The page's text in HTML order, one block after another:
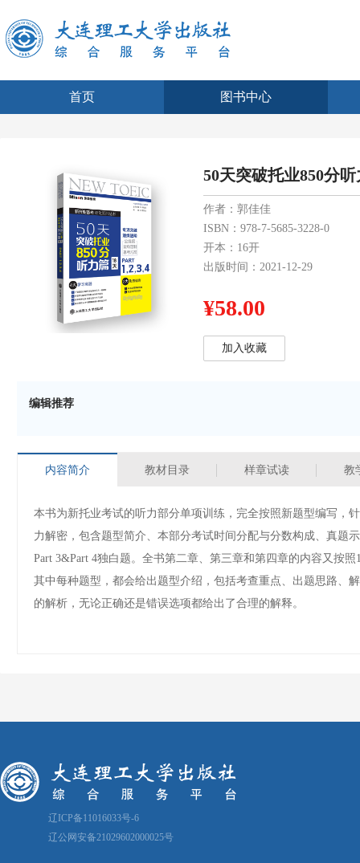
首页 图书中心
50天突破托业850分
作者：郭佳佳
ISBN：978-7-5685-3228-0
开本：16开
出版时间：2021-12-29
¥58.00
加入收藏
编辑推荐
内容简介 教材目录 样章试读 教
本书为新托业考试的听力部分单项训练，完全按照新题型编写，
力解密，包含题型简介、本部分考试时间分配与分数构成、真题
Part 3&Part 4独白题。全书第二章、第三章和第四章的内容又按
其中每种题型，都会给出题型介绍，包括考查重点、出题思路、
的解析，无论正确还是错误选项都给出了合理的解
辽ICP备11016033号-6
辽公网安备21029602000025号